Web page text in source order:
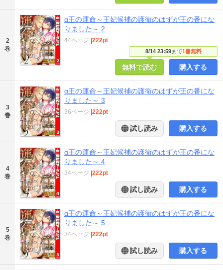
2
巻
α王の運命～王妃候補の護衛のはずが王の番にな
りました～ 2
8/14 23:59まで1冊無料
44ページ 222pt
無料で読む 購入する
3
巻
α王の運命～王妃候補の護衛のはずが王の番にな
りました～ 3
36ページ 222pt
試し読み 購入する
4
巻
α王の運命～王妃候補の護衛のはずが王の番にな
りました～ 4
34ページ 222pt
試し読み 購入する
5
巻
α王の運命～王妃候補の護衛のはずが王の番にな
りました～ 5
34ページ 222pt
試し読み 購入する